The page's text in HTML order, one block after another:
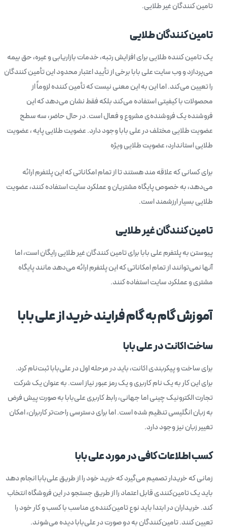
تامین کنندگان غیر طلایی.
تامین کنندگان طلایی
یک تامین کننده طلایی برای افزایش رتبه، خدمات بازاریابی و غیره، حق بیمه
می‌پردازد و وب سایت علی بابا برخی از تأیید اعتبار محدود این تأمین کنندگان
را تعیین می‌کند. اما این به این معنی نیست که تأمین کننده لزوماً از
محصولات با کیفیتی استفاده می‌کند بلکه فقط نشان می‌دهد که این
فروشنده یک فروشنده‌ی مشروع و فعال است. در حال حاضر، سه سطح
عضویت طلایی مختلف در علی بابا وجود دارد. عضویت طلایی پایه ، عضویت
طلایی استاندارد، عضویت طلایی ویژه
برای کسانی که علاقه مند هستند تا از تمام امکاناتی که این پلتفرم ارائه
می‌دهد، به خصوص پایگاه مشتریان و عملکرد سایت استفاده کنند، عضویت
طلایی بسیار ارزشمند است.
تامین کنندگان غیر طلایی
پیوستن به پلتفرم علی بابا برای تامین کنندگان غیر طلایی رایگان است، اما
آنها نمی‌توانند از تمام امکاناتی که این پلتفرم ارائه می‌دهد مانند پایگاه
مشتری و عملکرد سایت استفاده کنند.
آموزش گام به گام فرایند خرید از علی بابا
ساخت اکانت در علی بابا
برای ساخت و پیکربندی اکانت، باید در مرحله اول در علی‌بابا ثبت‌نام کرد.
برای این کار به یک نام کاربری و یک رمز عبور نیاز است. به عنوان یک شرکت
تجارت الکترونیک چینی اما جهانی، رابط کاربری علی‌بابا به صورت پیش‌ فرض
به زبان انگلیسی تنظیم شده است. اما برای دسترسی راحت‌تر کاربران، امکان
تغییر زبان نیز وجود دارد.
کسب اطلاعات کافی در مورد علی بابا
زمانی که خریدار تصمیم می‌گیرد که خرید خود را از طریق علی‌بابا انجام دهد
باید یک تامین‌کنند‌ی قابل اعتماد را از طریق جستجو در این فروشگاه انتخاب
کند. خریداران در ابتدا باید نوع تامین‌کننده‌ی مناسب با کسب و کار خود را
تعیین کنند. تامین‌کنندگان به دو صورت در علی‌بابا دیده می‌شوند.